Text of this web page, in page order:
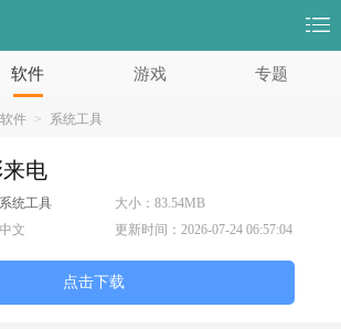
软件 游戏 专题
件 > 系统工具
电
系统工具 大小：83.54MB
中文 更新时间：2026-07-24 06:57:04
点击下载